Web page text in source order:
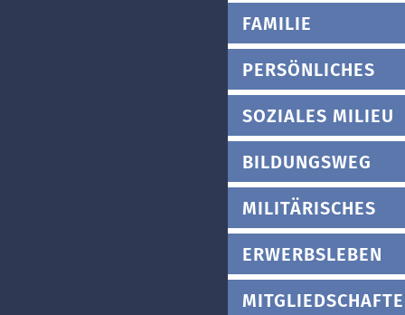
FAMILIE
PERSÖNLICHES
SOZIALES MILIEU
BILDUNGSWEG
MILITÄRISCHES
ERWERBSLEBEN